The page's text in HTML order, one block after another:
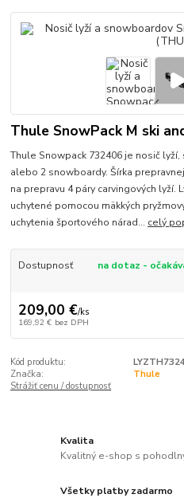
Thule SnowPack M ski
Thule Snowpack 732406 je nosič
alebo 2 snowboardy. Šírka
na prepravu 4 páry carvingových lyží.
uchytené pomocou mäkkých
uchytenia športového nárad... celý
Dostupnosť na dotaz -
209,00 €/ks
169,92 € bez DPH
Kód produktu:
Značka:
Thule
Strážiť cenu / dostupnosť
Kvalita
Kvalitný e-shop s
Všetky platby zadarmo